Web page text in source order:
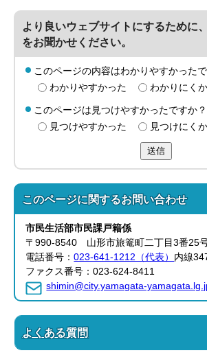
より良いウェブサイトにするために
をお聞かせください。
このページの内容はわかりやすかった
わかりやすかった
わかりにく
このページは見つけやすかったですか？
見つけやすかった
見つけにく
送信
このページに関するお問い合わせ
市民生活部市民課 戸籍係
〒990-8540 山形市旅篭町二丁目3番25
電話番号：023-641-1212（代表） 内線
ファクス番号：023-624-8411
shimin@city.yamagata-
よくある質問